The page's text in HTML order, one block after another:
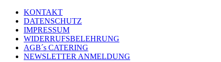
KONTAKT
DATENSCHUTZ
IMPRESSUM
WIDERRUFSBELEHRUNG
AGB´s CATERING
NEWSLETTER ANMELDUNG